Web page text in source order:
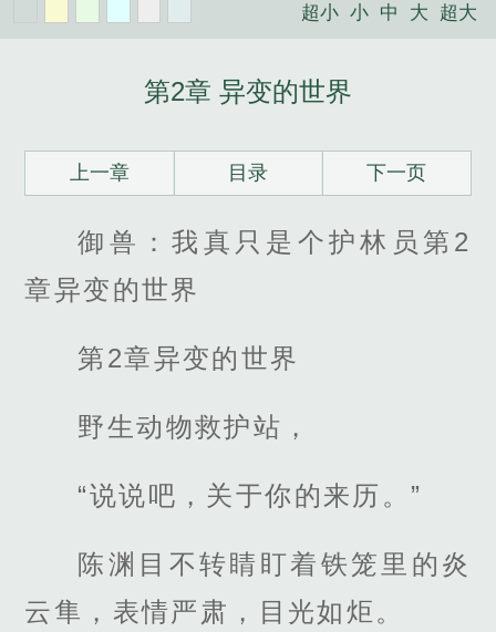
超小 小 中 大 超大
第2章 异变的世界
上一章 目录 下一页
御兽：我真只是个护林员第2
章异变的世界
第2章异变的世界
野生动物救护站，
“说说吧，关于你的来历。”
陈渊目不转睛盯着铁笼里的炎
云隼，表情严肃，目光如炬。